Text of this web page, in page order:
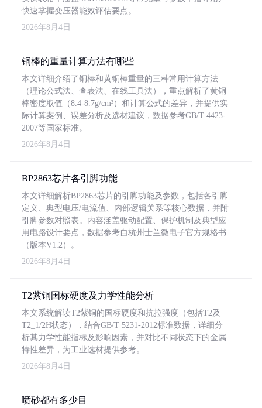
快速掌握变压器能效评估要点。
2026年8月4日
铜棒的重量计算方法有哪些
本文详细介绍了铜棒和黄铜棒重量的三种常用计算方法
（理论公式法、查表法、在线工具法），重点解析了黄铜
棒密度取值（8.4-8.7g/cm³）和计算公式的差异，并提供实
际计算案例、误差分析及选材建议，数据参考GB/T 4423-
2007等国家标准。
2026年8月4日
BP2863芯片各引脚功能
本文详细解析BP2863芯片的引脚功能及参数，包括各引脚
定义、典型电压/电流值、内部逻辑关系等核心数据，并附
引脚参数对照表。内容涵盖驱动配置、保护机制及典型应
用电路设计要点，数据参考自杭州士兰微电子官方规格书
（版本V1.2）。
2026年8月4日
T2紫铜国标硬度及力学性能分析
本文系统解读T2紫铜的国标硬度和抗拉强度（包括T2及
T2_1/2H状态），结合GB/T 5231-2012标准数据，详细分
析其力学性能指标及影响因素，并对比不同状态下的金属
特性差异，为工业选材提供参考。
2026年8月4日
喷砂都有多少目